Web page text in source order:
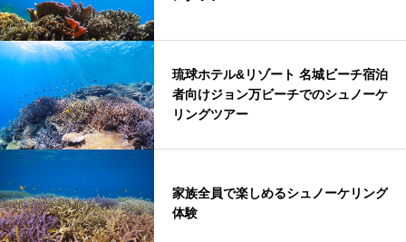
琉球ホテル&リゾート 名城ビーチ宿泊
者向けジョン万ビーチでのシュノーケ
リングツアー
家族全員で楽しめるシュノーケリング
体験